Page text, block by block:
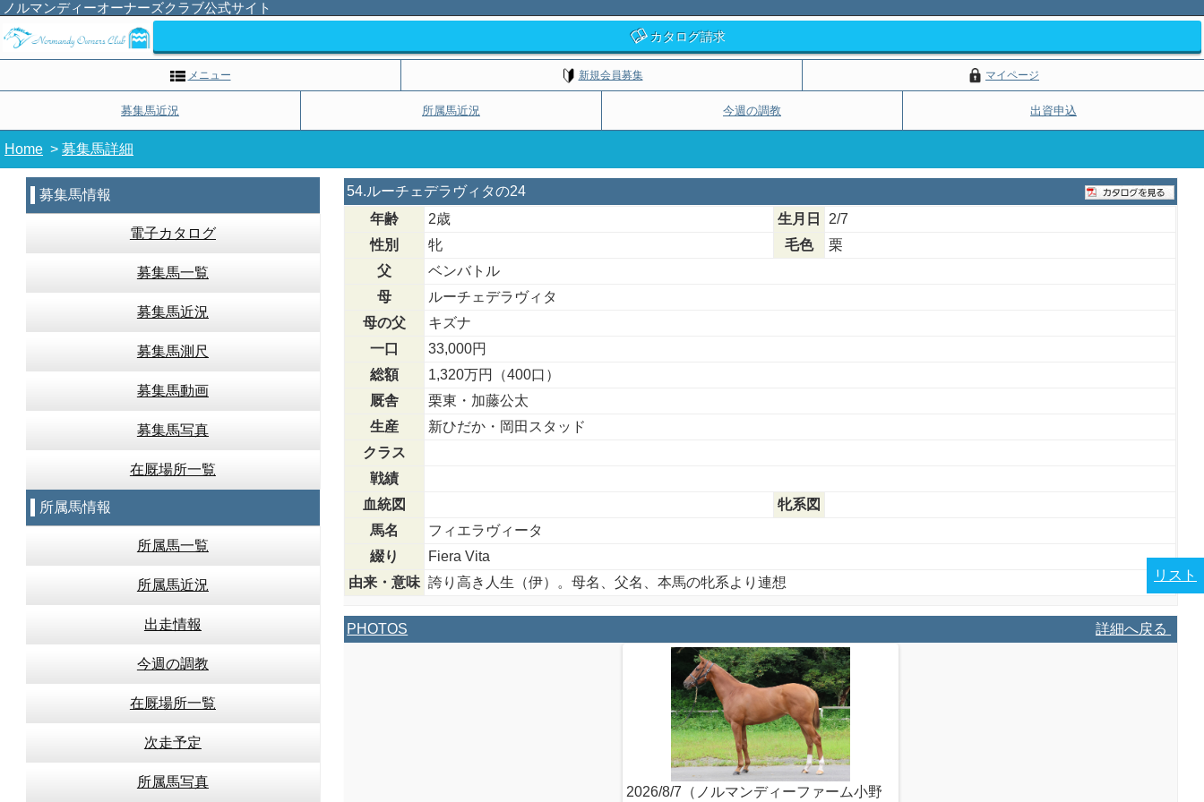
ノルマンディーオーナーズクラブ公式サイト
カタログ請求
メニュー 新規会員募集 マイページ
募集馬近況 所属馬近況 今週の調教 出資申込
Home > 募集馬詳細
募集馬情報
電子カタログ
募集馬一覧
募集馬近況
募集馬測尺
募集馬動画
募集馬写真
在厩場所一覧
所属馬情報
所属馬一覧
所属馬近況
出走情報
今週の調教
在厩場所一覧
次走予定
所属馬写真
54.ルーチェデラヴィタの24
年齢
2歳 生月日
2/7
性別
牝 毛色
栗
父
ベンバトル
母
ルーチェデラヴィタ
母の父
キズナ
一口
33,000円
総額
1,320万円（400口）
厩舎
栗東・加藤公太
生産
新ひだか・岡田スタッド
クラス
戦績
血統図
牝系図
馬名
フィエラヴィータ
綴り
Fiera Vita
由来・意味 誇り高き人生（伊）。母名、父名、本馬の牝系より連想
PHOTOS 詳細へ戻る
2026/8/7（ノルマンディーファーム小野
リスト